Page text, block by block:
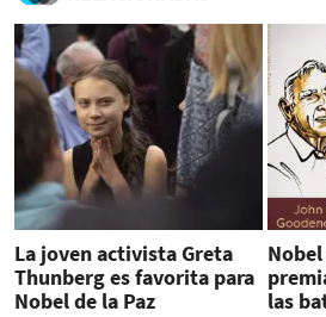
La joven activista Greta
Thunberg es favorita para
Nobel de la Paz
las